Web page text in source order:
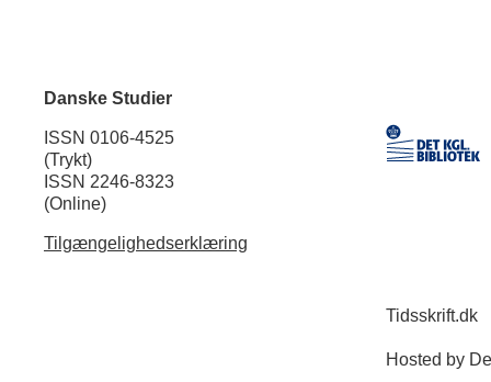
Danske Studier
ISSN 0106-4525
(Trykt)
ISSN 2246-8323
(Online)
Tilgængelighedserklæring